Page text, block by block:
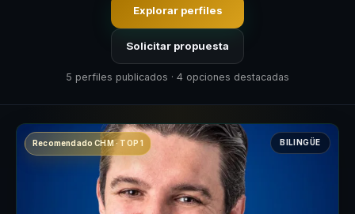
Explorar perfiles
Solicitar propuesta
5 perfiles publicados · 4 opciones destacadas
Recomendado CHM · TOP 1 BILINGÜE